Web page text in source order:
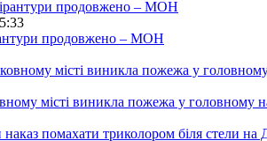
продовжено – МОН
місті виникла пожежа у головному